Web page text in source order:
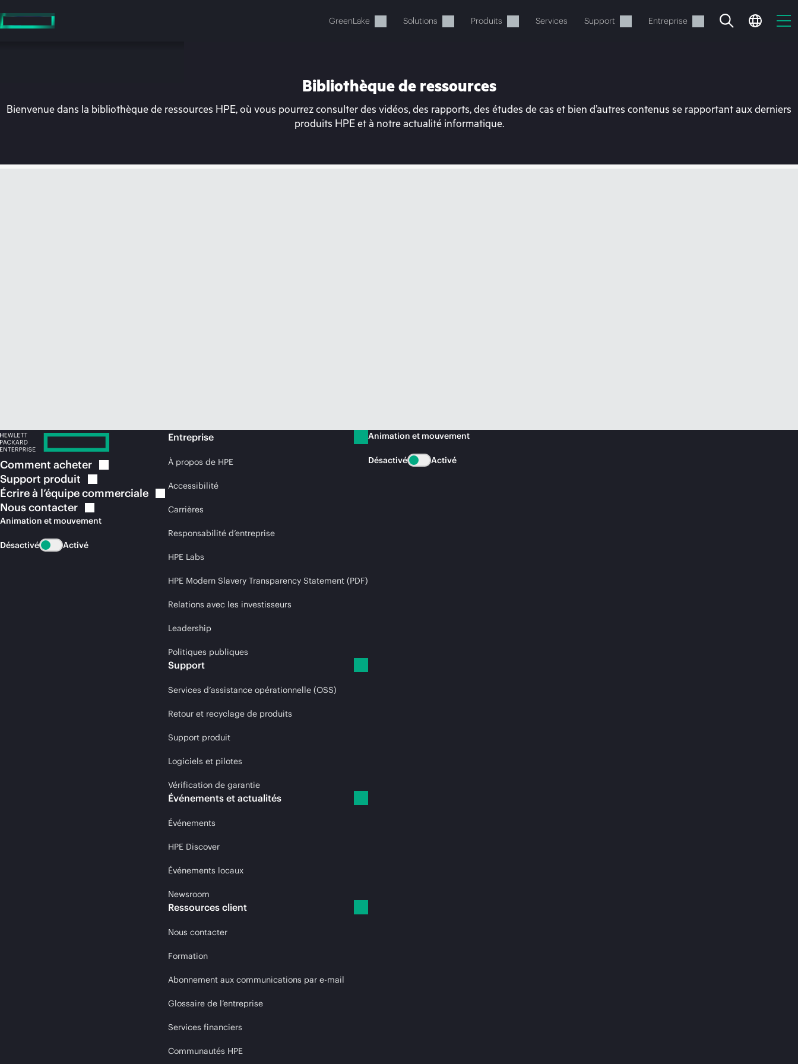
au
contenu
GreenLake Solutions Produits Services Support Entreprise
Votre panier est actuellement vide
Bibliothèque de ressources
Bienvenue dans la bibliothèque de ressources HPE, où vous pourrez consulter des vidéos, des rapports, des études de cas et bien d’autres contenus se rapportant aux derniers
produits HPE et à notre actualité informatique.
Comment acheter
Support produit
Écrire à l’équipecommerciale
Nouscontacter
Animation et mouvement
Désactivé Activé
Entreprise
À propos de HPE
Accessibilité
Carrières
Responsabilité d’entreprise
HPE Labs
HPE Modern Slavery Transparency Statement (PDF)
Relations avec les investisseurs
Leadership
Politiques publiques
Support
Services d’assistance opérationnelle (OSS)
Retour et recyclage de produits
Support produit
Logiciels et pilotes
Vérification de garantie
Événements et actualités
Événements
HPE Discover
Événements locaux
Newsroom
Ressources client
Nous contacter
Formation
Abonnement aux communications par e-mail
Glossaire de l’entreprise
Services financiers
Communautés HPE
Animation et mouvement
Désactivé Activé